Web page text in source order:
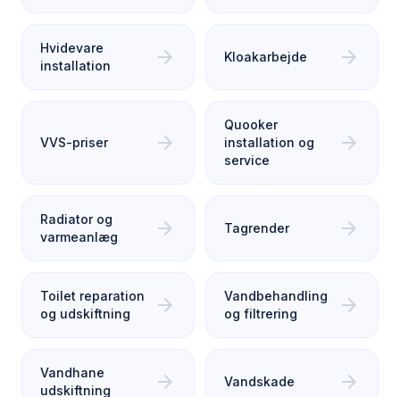
Hvidevare
installation
arrow_forward Kloakarbejde arrow_forward
VVS-priser arrow_forward
Quooker
installation og
service
arrow_forward
Radiator og
varmeanlæg
arrow_forward Tagrender arrow_forward
Toilet reparation
og udskiftning
arrow_forward
Vandbehandling
og filtrering
arrow_forward
Vandhane
udskiftning
arrow_forward Vandskade arrow_forward